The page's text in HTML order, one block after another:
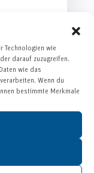
Technologien wie
darauf zuzugreifen.
wie das
Wenn du
bestimmte Merkmale